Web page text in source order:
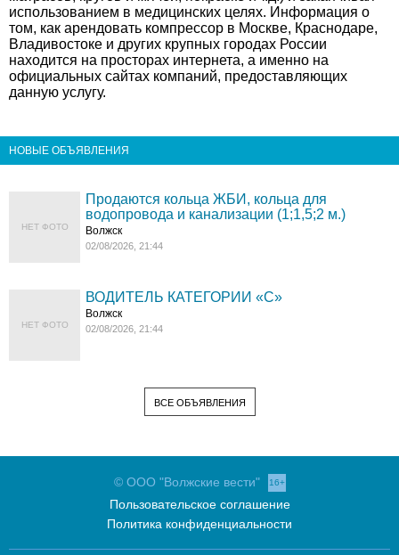
использованием в медицинских целях. Информация о
том, как арендовать компрессор в Москве, Краснодаре,
Владивостоке и других крупных городах России
находится на просторах интернета, а именно на
официальных сайтах компаний, предоставляющих
данную услугу.
НОВЫЕ ОБЪЯВЛЕНИЯ
НЕТ ФОТО
Продаются кольца ЖБИ, кольца для
водопровода и канализации (1;1,5;2 м.)
Волжск
02/08/2026, 21:44
НЕТ ФОТО
ВОДИТЕЛЬ КАТЕГОРИИ «C»
Волжск
02/08/2026, 21:44
ВСЕ ОБЪЯВЛЕНИЯ
© ООО "Волжские вести" 16+
Пользовательское соглашение
Политика конфиденциальности